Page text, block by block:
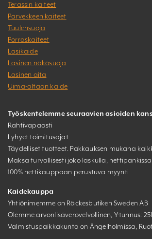
Terassin kaiteet
Parvekkeen kaiteet
Tuulensuoja
Porraskaiteet
Lasikaide
Lasinen näkösuoja
Lasinen aita
Uima-altaan kaide
Työskentelemme seuraavien asioiden
Rahtivapaasti
Lyhyet toimitusajat
Täydelliset tuotteet. Pakkauksen mukana
Maksa turvallisesti joko laskulla,
100% nettikauppaan perustuva myynti
Kaidekauppa
Yhtiönimemme on Räckesbutiken Sweden AB
Olemme arvonlisäverovelvollinen, Y-tunnus:
Valmistuspaikkakunta on Ängelholmissa,